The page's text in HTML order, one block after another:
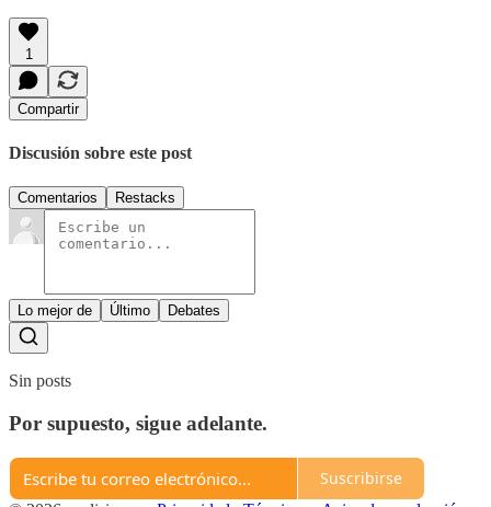
1
Compartir
Discusión sobre este post
Comentarios Restacks
Lo mejor de Último Debates
Sin posts
Por supuesto, sigue adelante.
Suscribirse